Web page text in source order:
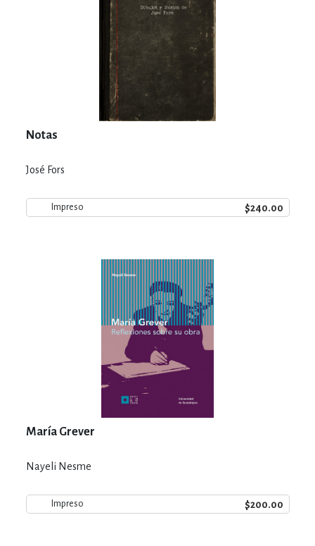
Notas
José Fors
Impreso $240.00
María Grever
Nayeli Nesme
Impreso $200.00